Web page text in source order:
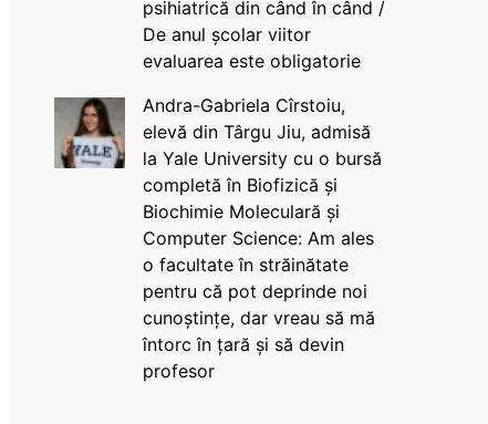
psihiatrică din când în când /
De anul școlar viitor
evaluarea este obligatorie
Andra-Gabriela Cîrstoiu,
elevă din Târgu Jiu, admisă
la Yale University cu o bursă
completă în Biofizică și
Biochimie Moleculară și
Computer Science: Am ales
o facultate în străinătate
pentru că pot deprinde noi
cunoștințe, dar vreau să mă
întorc în țară și să devin
profesor